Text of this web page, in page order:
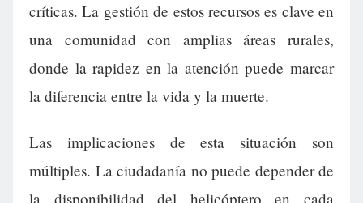
críticas. La gestión de estos recursos es clave en
una comunidad con amplias áreas rurales,
donde la rapidez en la atención puede marcar
la diferencia entre la vida y la muerte.
Las implicaciones de esta situación son
múltiples. La ciudadanía no puede depender de
la disponibilidad del helicóptero en cada